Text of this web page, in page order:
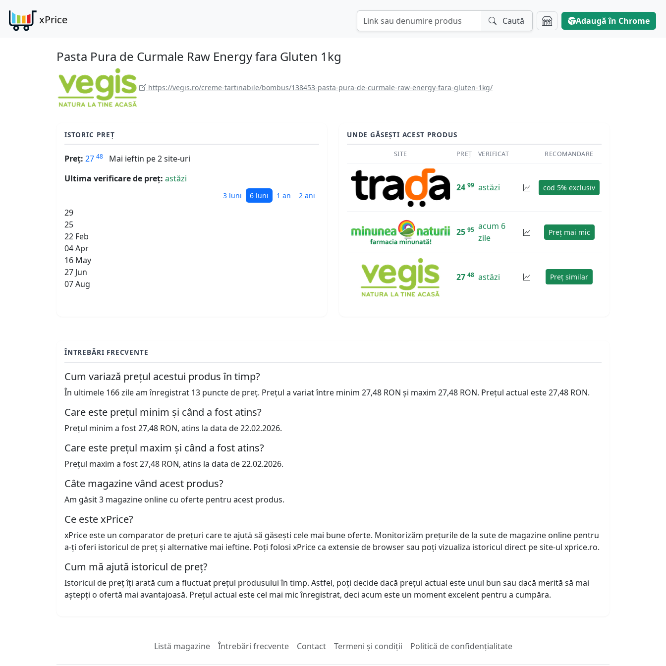
xPrice Caută Adaugă în Chrome
Pasta Pura de Curmale Raw Energy fara Gluten 1kg
https://vegis.ro/creme-tartinabile/bombus/138453-pasta-pura-de-curmale-raw-energy-fara-gluten-1kg/
ISTORIC PREȚ
Preț: 27 48
Mai ieftin pe 2 site-uri
Ultima verificare de preț: astăzi
3 luni 6 luni 1 an 2 ani
29
25
22 Feb
04 Apr
16 May
27 Jun
07 Aug
UNDE GĂSEȘTI ACEST PRODUS
SITE PREȚ VERIFICAT RECOMANDARE
24 99 astăzi cod 5% exclusiv
25 95 acum 6
zile
Preț mai mic
27 48 astăzi Preț similar
ÎNTREBĂRI FRECVENTE
Cum variază prețul acestui produs în timp?
În ultimele 166 zile am înregistrat 13 puncte de preț. Prețul a variat între minim 27,48 RON și maxim 27,48 RON. Prețul actual este 27,48 RON.
Care este prețul minim și când a fost atins?
Prețul minim a fost 27,48 RON, atins la data de 22.02.2026.
Care este prețul maxim și când a fost atins?
Prețul maxim a fost 27,48 RON, atins la data de 22.02.2026.
Câte magazine vând acest produs?
Am găsit 3 magazine online cu oferte pentru acest produs.
Ce este xPrice?
xPrice este un comparator de prețuri care te ajută să găsești cele mai bune oferte. Monitorizăm prețurile de la sute de magazine online pentru
a-ți oferi istoricul de preț și alternative mai ieftine. Poți folosi xPrice ca extensie de browser sau poți vizualiza istoricul direct pe site-ul xprice.ro.
Cum mă ajută istoricul de preț?
Istoricul de preț îți arată cum a fluctuat prețul produsului în timp. Astfel, poți decide dacă prețul actual este unul bun sau dacă merită să mai
aștepți o ofertă mai avantajoasă. Prețul actual este cel mai mic înregistrat, deci acum este un moment excelent pentru a cumpăra.
Listă magazine Întrebări frecvente Contact Termeni și condiții Politică de confidențialitate